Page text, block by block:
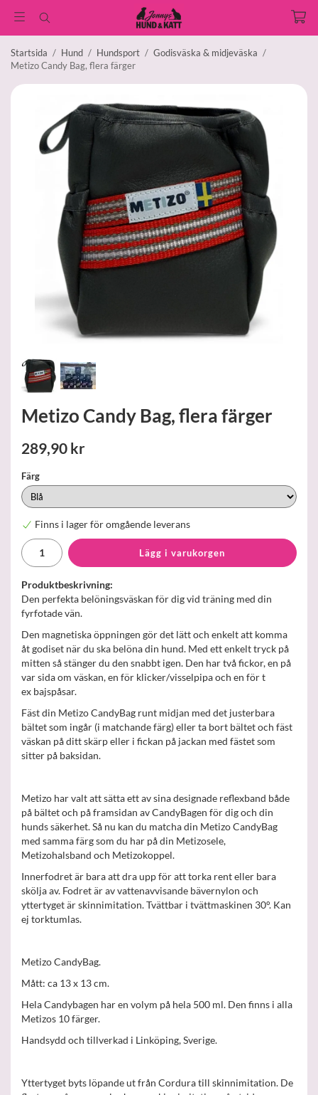
Startsida / Hund / Hundsport / Godisväska & midjeväska /
Metizo Candy Bag, flera färger
Metizo Candy Bag, flera färger
289,90 kr
Färg
Finns i lager för omgående leverans
Lägg i varukorgen
Produktbeskrivning:
Den perfekta belöningsväskan för dig vid träning med din
fyrfotade vän.
Den magnetiska öppningen gör det lätt och enkelt att komma
åt godiset när du ska belöna din hund. Med ett enkelt tryck på
mitten så stänger du den snabbt igen. Den har två fickor, en på
var sida om väskan, en för klicker/visselpipa och en för t
ex bajspåsar.
Fäst din Metizo CandyBag runt midjan med det justerbara
bältet som ingår (i matchande färg) eller ta bort bältet och fäst
väskan på ditt skärp eller i fickan på jackan med fästet som
sitter på baksidan.
Metizo har valt att sätta ett av sina designade reflexband både
på bältet och på framsidan av CandyBagen för dig och din
hunds säkerhet. Så nu kan du matcha din Metizo CandyBag
med samma färg som du har på din Metizosele,
Metizohalsband och Metizokoppel.
Innerfodret är bara att dra upp för att torka rent eller bara
skölja av. Fodret är av vattenavvisande bävernylon och
yttertyget är skinnimitation. Tvättbar i tvättmaskinen 30°. Kan
ej torktumlas.
Metizo CandyBag.
Mått: ca 13 x 13 cm.
Hela Candybagen har en volym på hela 500 ml. Den finns i alla
Metizos 10 färger.
Handsydd och tillverkad i Linköping, Sverige.
Yttertyget byts löpande ut från Cordura till skinnimitation. De